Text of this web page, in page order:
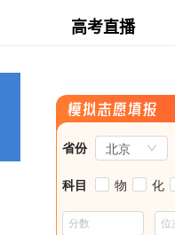
高考直播